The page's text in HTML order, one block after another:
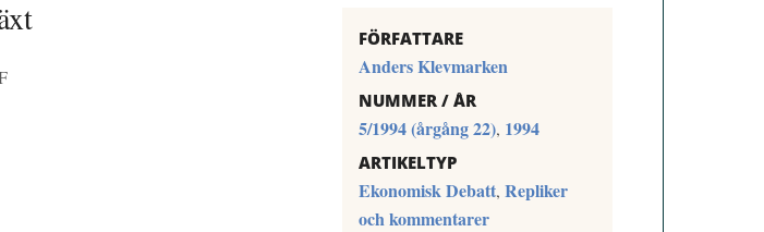
FÖRFATTARE
Anders Klevmarken
NUMMER / ÅR
5/1994 (årgång 22), 1994
ARTIKELTYP
Ekonomisk Debatt, Repliker
och kommentarer